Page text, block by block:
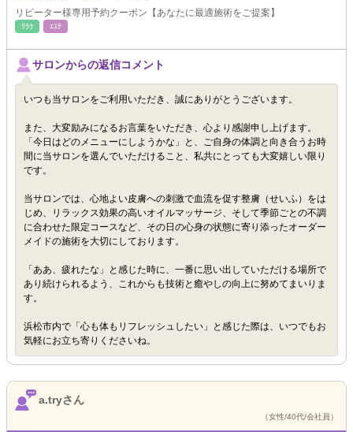
リピーター様専用予約クーポン【あなたに最適施術をご提案】
ﾘﾗｸ ｴｽﾃ
サロンからの返信コメント
いつも当サロンをご利用いただき、誠にありがとうございます。
また、大変励みになるお言葉をいただき、心より感謝申し上げます。
「今日はどのメニューにしようかな」と、ご自身の体調と向き合うお時
間に当サロンを選んでいただけること、私共にとっても大変嬉しい限り
です。
当サロンでは、心地よい皮膚への刺激で血流を促す整膚（せいふ）をは
じめ、リラックス効果の高いオイルマッサージ、そして季節ごとの不調
に合わせた限定コースなど、その日の心身の状態に寄り添ったオーダー
メイドの施術を大切にしております。
「ああ、疲れたな」と感じた時に、一番に思い出していただける場所で
あり続けられるよう、これからも技術と癒やしの向上に努めてまいりま
す。
浜松市内で「心も体もリフレッシュしたい」と感じた際は、いつでもお
気軽にお立ち寄りくださいね。
a.tryさん
（女性/40代/会社員）